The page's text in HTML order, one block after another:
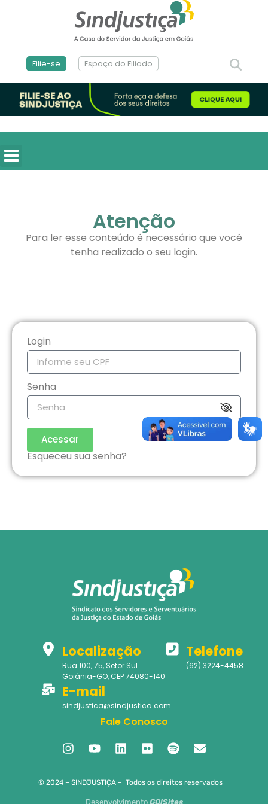
Filie-se Espaço do Filiado
Atenção
Para ler esse conteúdo é necessário que você
tenha realizado o seu login.
Login
Senha
Acessar
Esqueceu sua senha?
Localização
Rua 100, 75, Setor Sul
Goiânia-GO, CEP 74080-140
Telefone
(62) 3224-4458
E-mail
sindjustica@sindjustica.com
Fale Conosco
© 2024 – SINDJUSTIÇA – Todos os direitos reservados
Desenvolvimento GO!Sites